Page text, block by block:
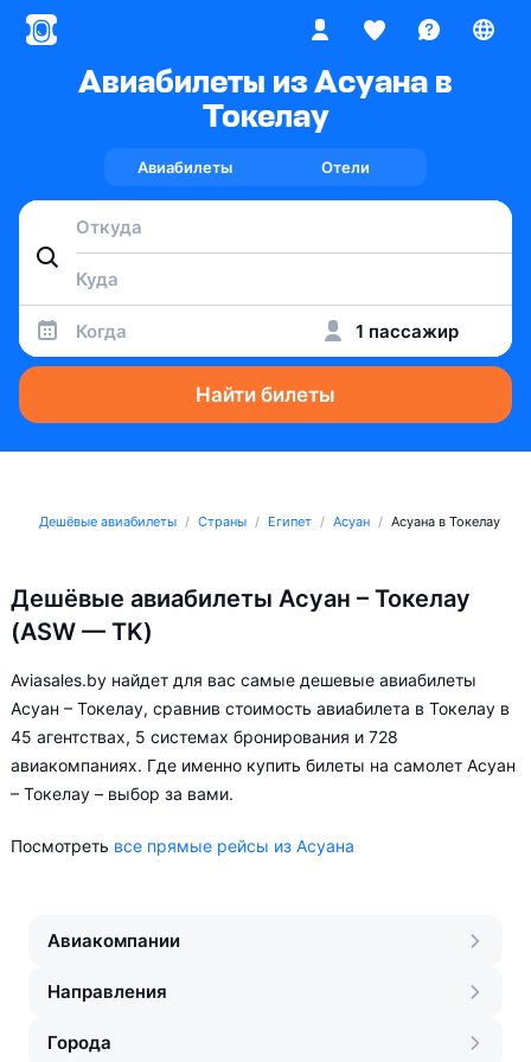
Авиабилеты из Асуана в
Токелау
Авиабилеты Отели
Когда 1 пассажир
Найти билеты
Дешёвые авиабилеты Страны Египет Асуан Асуана в Токелау
Дешёвые авиабилеты Асуан – Токелау
(ASW — TK)
Aviasales.by найдет для вас самые дешевые авиабилеты
Асуан – Токелау, сравнив стоимость авиабилета в Токелау в
45 агентствах, 5 системах бронирования и 728
авиакомпаниях. Где именно купить билеты на самолет Асуан
– Токелау – выбор за вами.
Посмотреть все прямые рейсы из Асуана
Авиакомпании
Направления
Города